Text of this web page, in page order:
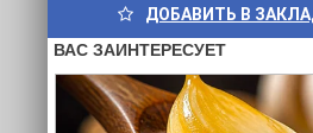
ДОБАВИТЬ В